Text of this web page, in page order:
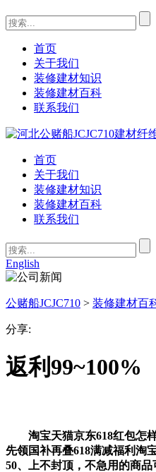
首页
关于我们
装修建材知识
装修建材百科
联系我们
首页
关于我们
装修建材知识
装修建材百科
联系我们
English
公赌船JCJC710 > 装修建材百
分享:
返利99~100%
淘宝天猫京东618红包怎样
先领国补再叠618满减福利淘
50、上不封顶，不急用的商